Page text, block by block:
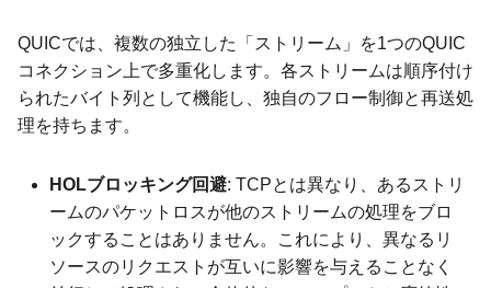
QUICでは、複数の独立した「ストリーム」を1つのQUIC
コネクション上で多重化します。各ストリームは順序付け
られたバイト列として機能し、独自のフロー制御と再送処
理を持ちます。
HOLブロッキング回避: TCPとは異なり、あるストリ
ームのパケットロスが他のストリームの処理をブロ
ックすることはありません。これにより、異なるリ
ソースのリクエストが互いに影響を与えることなく